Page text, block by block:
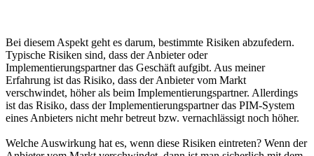
Bei diesem Aspekt geht es darum, bestimmte Risiken abzufedern.
Typische Risiken sind, dass der Anbieter oder
Implementierungspartner das Geschäft aufgibt. Aus meiner
Erfahrung ist das Risiko, dass der Anbieter vom Markt
verschwindet, höher als beim Implementierungspartner. Allerdings
ist das Risiko, dass der Implementierungspartner das PIM-System
eines Anbieters nicht mehr betreut bzw. vernachlässigt noch höher.
Welche Auswirkung hat es, wenn diese Risiken eintreten? Wenn der